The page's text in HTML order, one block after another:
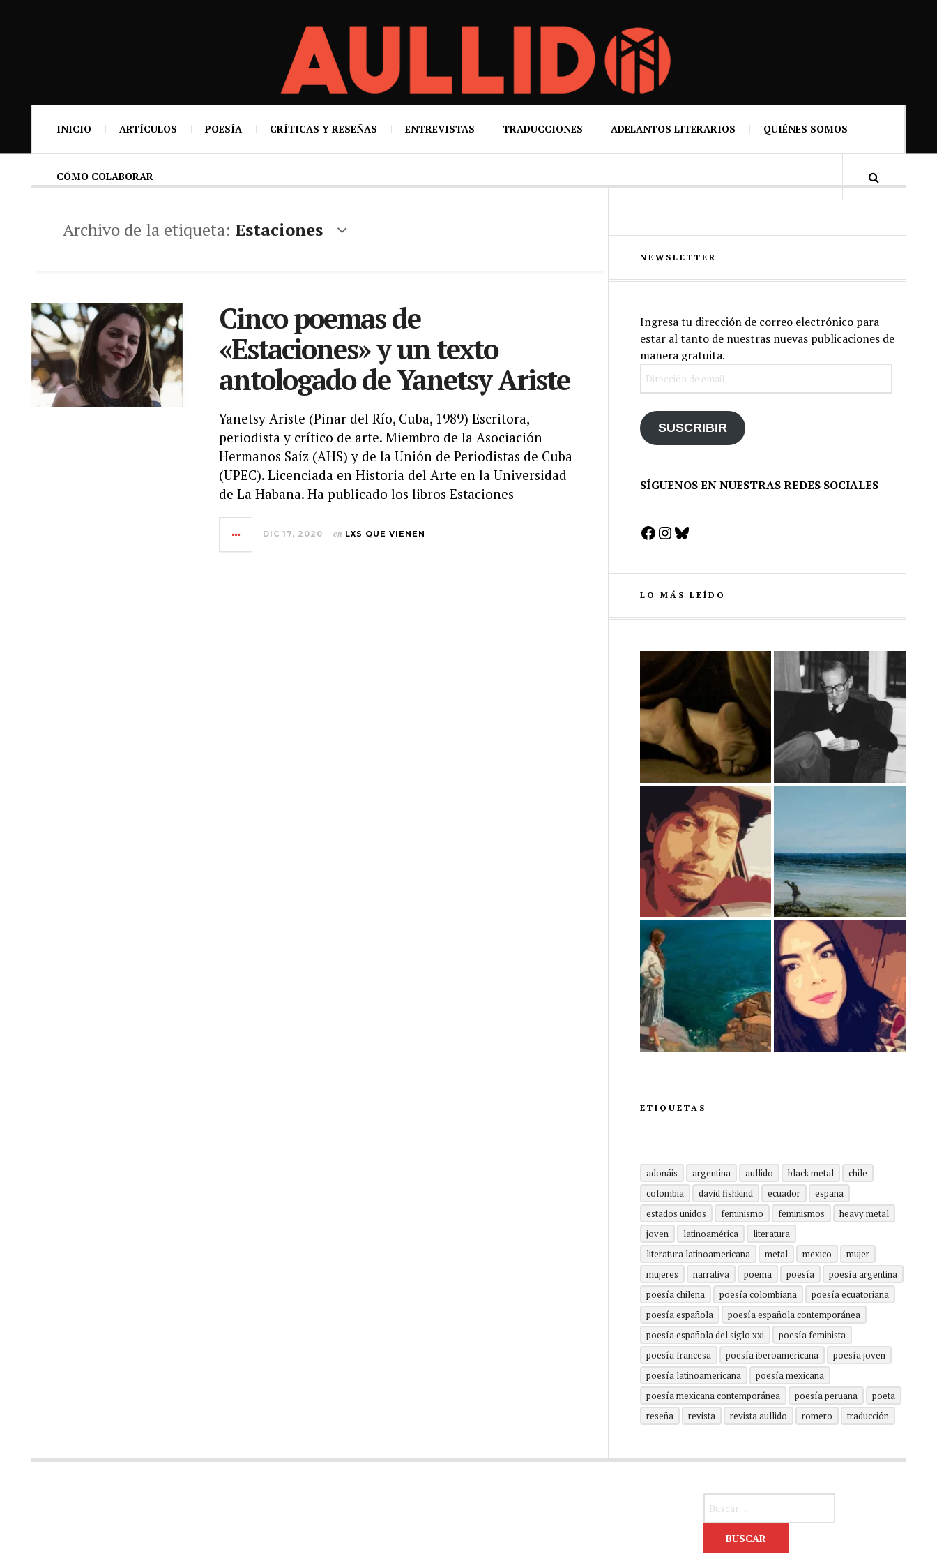
INICIO ARTÍCULOS POESÍA CRÍTICAS Y RESEÑAS ENTREVISTAS TRADUCCIONES ADELANTOS LITERARIOS QUIÉNES SOMOS
CÓMO COLABORAR
Archivo de la etiqueta: Estaciones
Cinco poemas de
«Estaciones» y un texto
antologado de Yanetsy Ariste
Yanetsy Ariste (Pinar del Río, Cuba, 1989) Escritora,
periodista y crítico de arte. Miembro de la Asociación
Hermanos Saíz (AHS) y de la Unión de Periodistas de Cuba
(UPEC). Licenciada en Historia del Arte en la Universidad
de La Habana. Ha publicado los libros Estaciones
DIC 17, 2020 en LXS QUE VIENEN
NEWSLETTER
Ingresa tu dirección de correo electrónico para
estar al tanto de nuestras nuevas publicaciones de
manera gratuita.
SUSCRIBIR
SÍGUENOS EN NUESTRAS REDES SOCIALES
Facebook
Instagram
Bluesky
LO MÁS LEÍDO
ETIQUETAS
adonáis argentina aullido black metal
chile
colombia
david fishkind ecuador
españa
estados unidos
feminismo feminismos
heavy metal
joven
latinoamérica
literatura
literatura latinoamericana
metal mexico
mujer
mujeres
narrativa poema poesía
poesía argentina
poesía chilena
poesía colombiana
poesía ecuatoriana
poesía española
poesía española contemporánea
poesía española del siglo xxi
poesía feminista
poesía francesa
poesía iberoamericana
poesía joven
poesía latinoamericana
poesía mexicana
poesía mexicana contemporánea
poesía peruana
poeta
reseña
revista revista aullido romero traducción